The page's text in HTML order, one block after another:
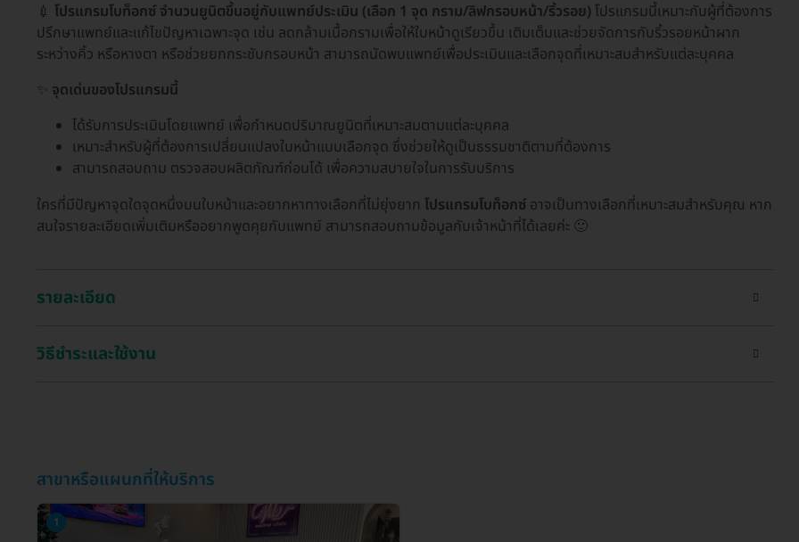
💉 โปรแกรมโบท็อกซ์ จำนวนยูนิตขึ้นอยู่กับแพทย์ประเมิน (เลือก 1 จุด กราม/ลิฟกรอบหน้า/ริ้วรอย) โปรแกรมนี้เหมาะกับผู้ที่ต้องการ
ปรึกษาแพทย์และแก้ไขปัญหาเฉพาะจุด เช่น ลดกล้ามเนื้อกรามเพื่อให้ใบหน้าดูเรียวขึ้น เติมเต็มและช่วยจัดการกับริ้วรอยหน้าผาก
ระหว่างคิ้ว หรือหางตา หรือช่วยยกกระชับกรอบหน้า สามารถนัดพบแพทย์เพื่อประเมินและเลือกจุดที่เหมาะสมสำหรับแต่ละบุคคล
จุดเด่นของโปรแกรมนี้
ได้รับการประเมินโดยแพทย์ เพื่อกำหนดปริมาณยูนิตที่เหมาะสมตามแต่ละบุคคล
เหมาะสำหรับผู้ที่ต้องการเปลี่ยนแปลงใบหน้าแบบเลือกจุด ซึ่งช่วยให้ดูเป็นธรรมชาติตามที่ต้องการ
สามารถสอบถาม ตรวจสอบผลิตภัณฑ์ก่อนได้ เพื่อความสบายใจในการรับบริการ
ใครที่มีปัญหาจุดใดจุดหนึ่งบนใบหน้าและอยากหาทางเลือกที่ไม่ยุ่งยาก โปรแกรมโบท็อกซ์ อาจเป็นทางเลือกที่เหมาะสมสำหรับคุณ หาก
สนใจรายละเอียดเพิ่มเติมหรืออยากพูดคุยกับแพทย์ สามารถสอบถามข้อมูลกับเจ้าหน้าที่ได้เลยค่ะ 🙂
รายละเอียด
วิธีชำระและใช้งาน
สาขาหรือแผนกที่ให้บริการ
1